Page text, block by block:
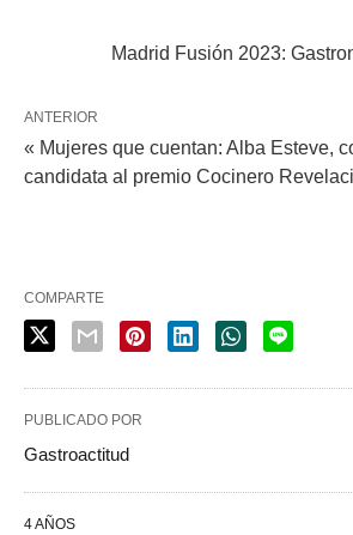
Madrid Fusión 2023:
ANTERIOR
« Mujeres que cuentan: Alba Esteve,
candidata al premio Cocinero
COMPARTE
PUBLICADO POR
Gastroactitud
4 AÑOS